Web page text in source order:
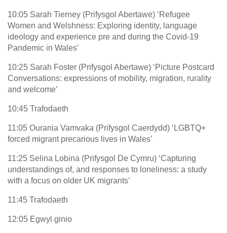
10:05 Sarah Tierney (Prifysgol Abertawe) ‘Refugee
Women and Welshness: Exploring identity, language
ideology and experience pre and during the Covid-19
Pandemic in Wales’
10:25 Sarah Foster (Prifysgol Abertawe) ‘Picture Postcard
Conversations: expressions of mobility, migration, rurality
and welcome’
10:45 Trafodaeth
11:05 Ourania Vamvaka (Prifysgol Caerdydd) ‘LGBTQ+
forced migrant precarious lives in Wales’
11:25 Selina Lobina (Prifysgol De Cymru) ‘Capturing
understandings of, and responses to loneliness: a study
with a focus on older UK migrants’
11:45 Trafodaeth
12:05 Egwyl ginio